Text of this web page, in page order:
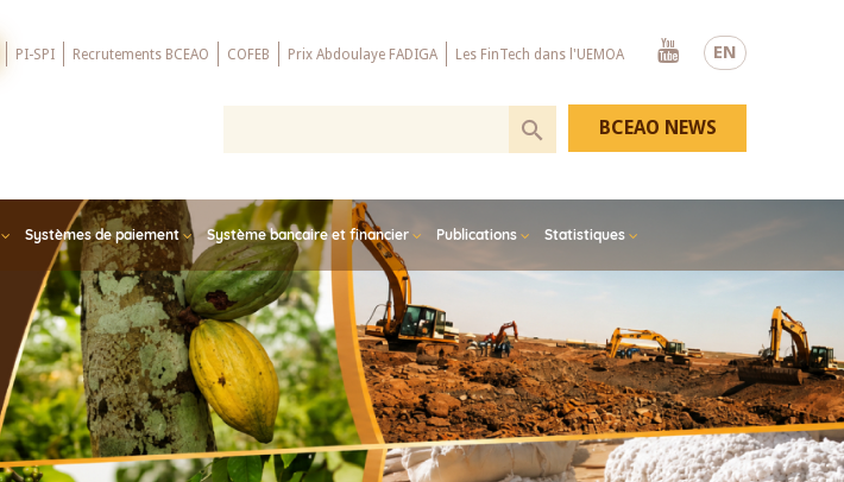
EN
PI-SPI Recrutements BCEAO COFEB Prix Abdoulaye FADIGA Les FinTech dans l'UEMOA
Youtube
Systèmes de paiement Système bancaire et financier Publications Statistiques
BCEAO NEWS